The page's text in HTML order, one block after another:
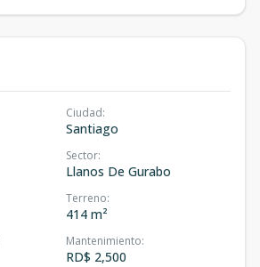
Ciudad:
Santiago
Sector:
Llanos De Gurabo
Terreno:
414 m²
Mantenimiento:
RD$ 2,500